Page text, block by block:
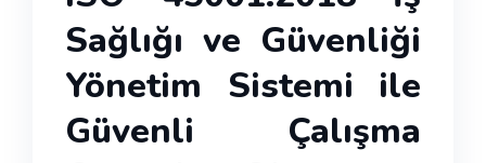
Sağlığı ve Güvenliği
Yönetim Sistemi ile
Güvenli Çalışma